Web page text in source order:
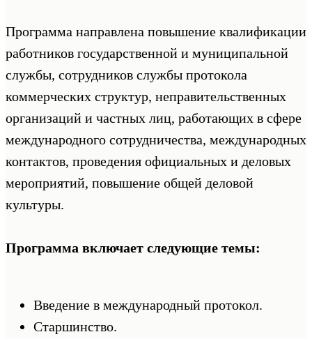
Программа направлена повышение квалификации
работников государственной и муниципальной
службы, сотрудников службы протокола
коммерческих структур, неправительственных
организаций и частных лиц, работающих в сфере
международного сотрудничества, международных
контактов, проведения официальных и деловых
мероприятий, повышение общей деловой
культуры.
Программа включает следующие темы:
Введение в международный протокол.
Старшинство.